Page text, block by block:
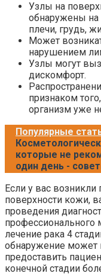
Узлы на
обнаружены на
плечи, грудь,
Может
нарушением
Узлы могут
дискомфорт.
признаком
организм уже
Популярные
которые не
один день -
Если у вас
поверхности кожи,
проведения
профессионального
лечение рака 4
обнаружение может
предоставить
конечной стадии